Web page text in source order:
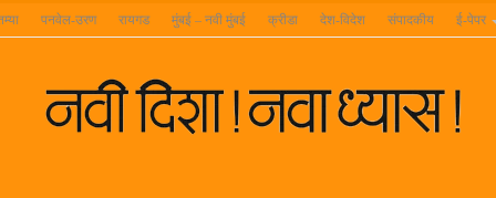
पनवेल-उरण रायगड मुंबई – नवी मुंबई क्रीडा देश-विदेश संपादकीय ई-पेपर